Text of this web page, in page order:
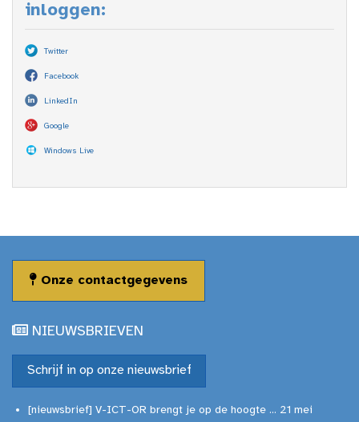
inloggen:
Twitter
Facebook
LinkedIn
Google
Windows Live
Onze contactgegevens
NIEUWSBRIEVEN
Schrijf in op onze nieuwsbrief
[nieuwsbrief] V-ICT-OR brengt je op de hoogte ... 21 mei